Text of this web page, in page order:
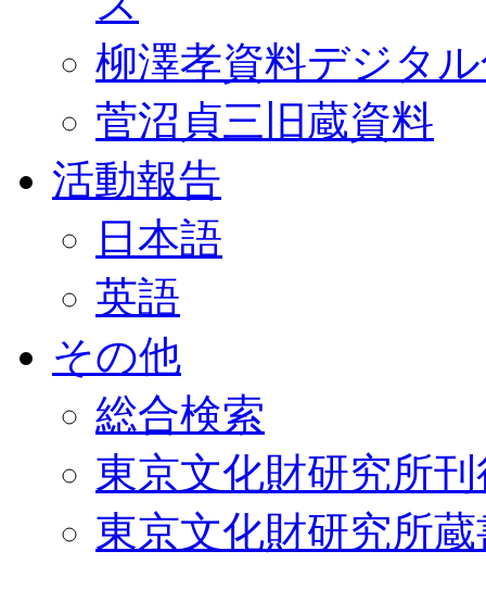
柳澤孝資料デジタ
菅沼貞三旧蔵資料
活動報告
日本語
英語
その他
総合検索
東京文化財研究所
東京文化財研究所